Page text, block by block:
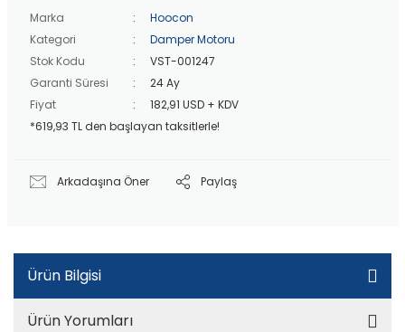
40 bin TL üzeri özel teklif!
Marka
Hoocon
Kategori
Damper Motoru
Stok Kodu
VST-001247
Garanti Süresi
24 Ay
Fiyat
182,91 USD + KDV
*619,93 TL den başlayan taksitlerle!
Arkadaşına Öner Paylaş
Ürün Bilgisi
Ürün Yorumları